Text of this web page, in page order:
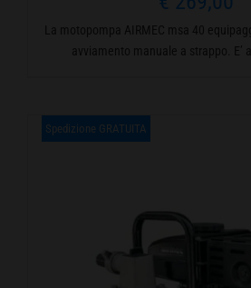
La motopompa AIRMEC msa 40
avviamento manuale a strappo. E’
Spedizione GRATUITA